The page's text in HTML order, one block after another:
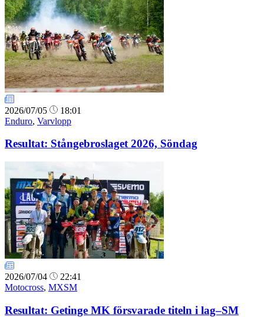
2026/07/05
18:01
Enduro, Varvlopp
Resultat: Stångebroslaget 2026, Söndag
2026/07/04
22:41
Motocross, MXSM
Resultat: Getinge MK försvarade titeln i lag–SM